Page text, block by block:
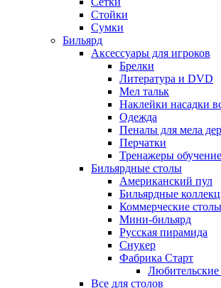
Стойки
Сумки
Бильярд
Аксессуары для игроков
Брелки
Литература и DVD
Мел тальк
Наклейки насадки
Одежда
Пеналы для мела
Перчатки
Тренажеры обучение
Бильярдные столы
Американский пул
Бильярдные
Коммерческие столы
Мини-бильярд
Русская пирамида
Снукер
Фабрика Старт
Любительские
Все для столов